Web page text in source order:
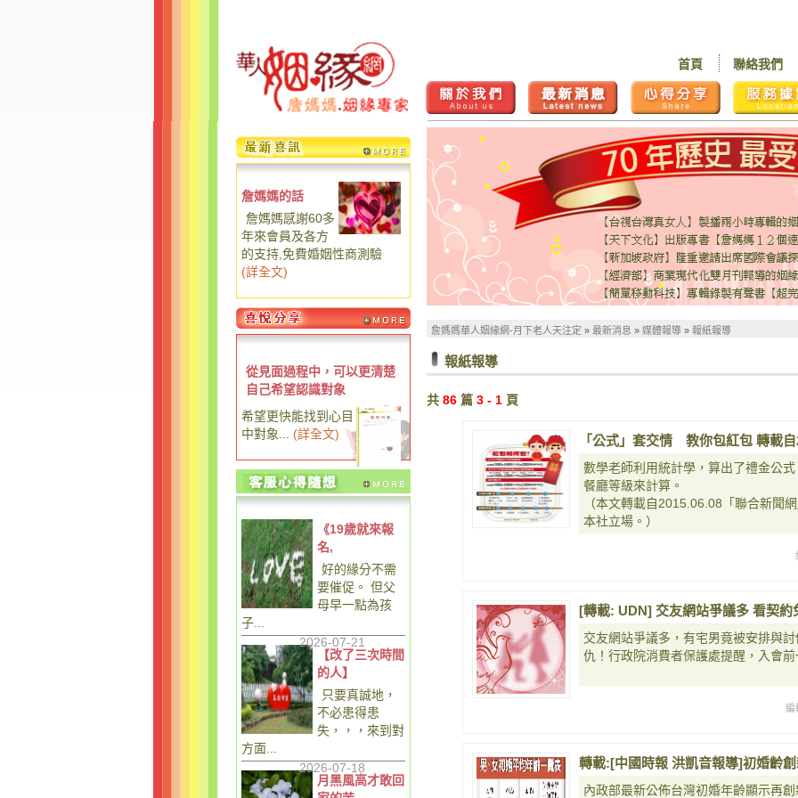
聯絡我們
首頁
詹媽媽的話
詹媽媽感謝60多
年來會員及各方
的支持,免費婚姻性商測驗
(詳全文)
從見面過程中，可以更清楚
自己希望認識對象
希望更快能找到心目
中對象...
(詳全文)
《19歲就來報
名,
好的緣分不需
要催促。 但父
母早一點為孩
子...
2026-07-21
【改了三次時間
的人】
只要真誠地，
不必患得患
失，，，來到對
方面...
2026-07-18
月黑風高才敢回
詹媽媽華人姻緣網-月下老人天注定 » 最新消息 » 媒體報導 » 報紙報導
報紙報導
共 86 篇 3 - 1 頁
「公式」套交情 教你包紅包 轉載
數學老師利用統計學，算出了禮金公
餐廳等級來計算。
（本文轉載自2015.06.08「聯合新聞
本社立場。）
[轉載: UDN] 交友網站爭議多 看契約
交友網站爭議多，有宅男竟被安排與
仇！行政院消費者保護處提醒，入會
編
轉載:[中國時報 洪凱音報導]初婚齡
內政部最新公佈台灣初婚年齡顯示再